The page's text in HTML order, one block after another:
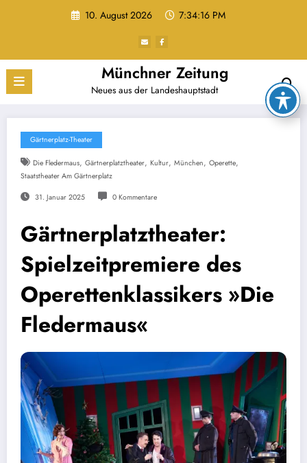
10. August 2026 7:34:17 PM
Münchner Zeitung
Neues aus der Landeshauptstadt
Gärtnerplatz-Theater
Die Fledermaus, Gärtnerplatztheater, Kultur, München, Operette,
Staatstheater Am Gärtnerplatz
31. Januar 2025 0 Kommentare
Gärtnerplatztheater:
Spielzeitpremiere des
Operettenklassikers »Die
Fledermaus«